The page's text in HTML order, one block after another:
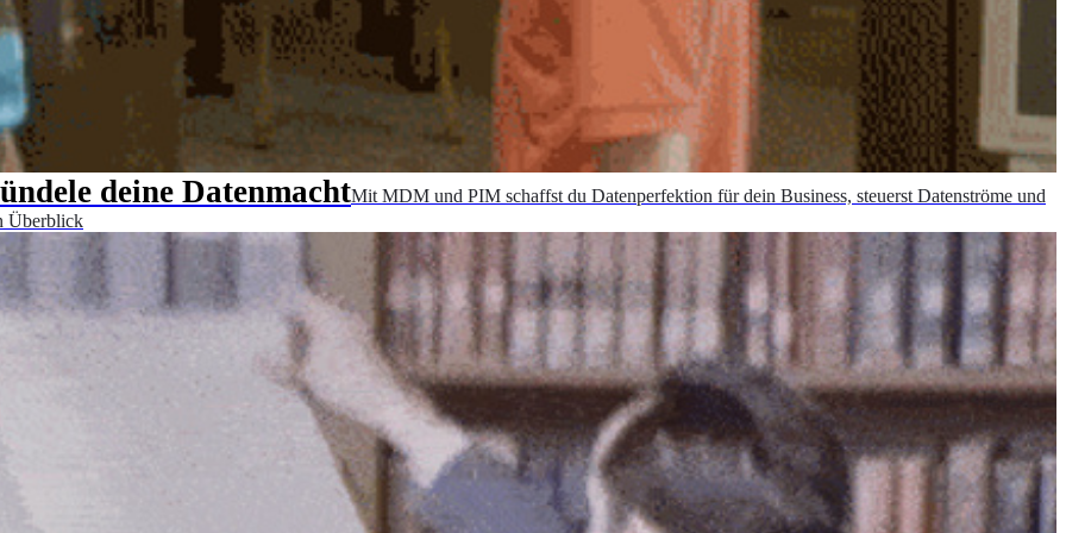
deine DatenmachtMit MDM und PIM schaffst du Datenperfektion für dein Business, steuerst Datenströme und
Überblick